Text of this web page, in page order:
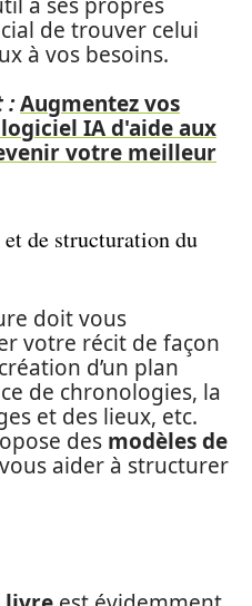
de trouver celui
à vos besoins.
:Augmentez vos
IA d'aide aux
votre meilleur
de structuration du
doit vous
votre récit de façon
d’un plan
de chronologies, la
et des lieux, etc.
des modèles de
aider à structurer